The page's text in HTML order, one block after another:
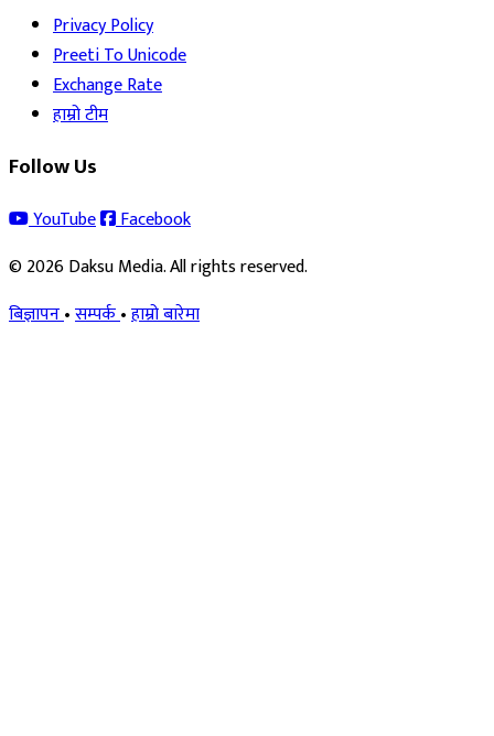
Privacy Policy
Preeti To Unicode
Exchange Rate
हाम्रो टीम
Follow Us
YouTube
Facebook
© 2026 Daksu Media. All rights reserved.
बिज्ञापन•सम्पर्क•हाम्रो बारेमा